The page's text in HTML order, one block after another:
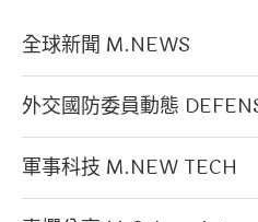
全球新聞 M.NEWS
外交國防委員動態
軍事科技 M.NEW TECH